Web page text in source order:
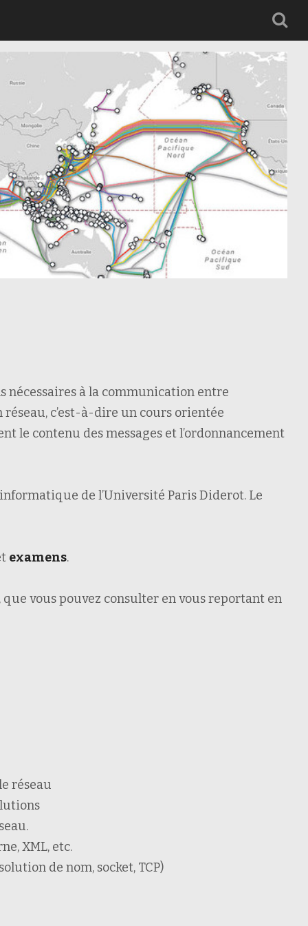
nécessaires à la communication entre
réseau, c’est-à-dire un cours orientée
le contenu des messages et l’ordonnancement
de l’Université Paris Diderot. Le
examens.
que vous pouvez consulter en vous reportant en
réseau
XML, etc.
de nom, socket, TCP)